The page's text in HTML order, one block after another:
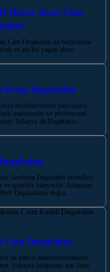
Duvar Arası Cam
Cam Duşakabin ile banyonuza
ve şık bir yaşam alanı…
Krom Duşakabin
modellerimizle banyonuza
malzemeler ve profesyonel
Sakarya’da Duşakabin…
Serdivan‎‎‎ Duşakabin modelleri
güzellik katıyorlar. Adapazarı
Duşakabinin doğru…
Cam Duşakabin
ile banyo dekorasyonunuzda
Sakarya Adapazarı’nın önde